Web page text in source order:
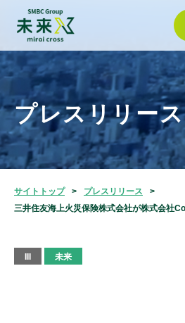
プレスリリース
サイトトップ
プレスリリース
III 未来